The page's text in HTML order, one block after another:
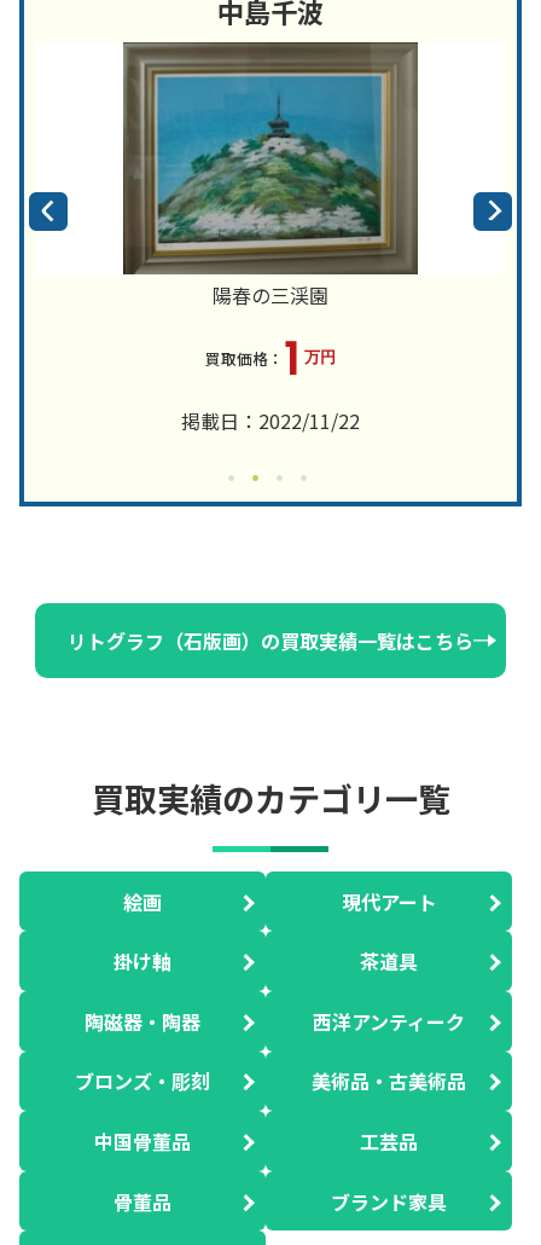
中島千波
陽春の三渓園
1 万円
掲載日：2022/11/22
リトグラフ（石版画）の買取実績一覧はこちら
買取実績のカテゴリ一覧
絵画 現代アート
掛け軸 茶道具
陶磁器・陶器 西洋アンティーク
ブロンズ・彫刻 美術品・古美術品
中国骨董品 工芸品
骨董品 ブランド家具